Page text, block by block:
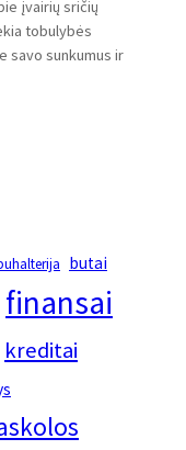
įvairių sričių
tobulybės
savo sunkumus ir
butai
finansai
kreditai